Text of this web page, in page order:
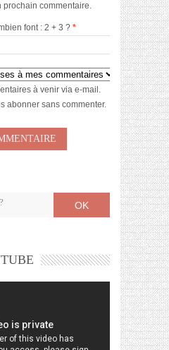
prochain commentaire.
font : 2 + 3 ? *
à venir via e-mail.
abonner sans commenter.
OK